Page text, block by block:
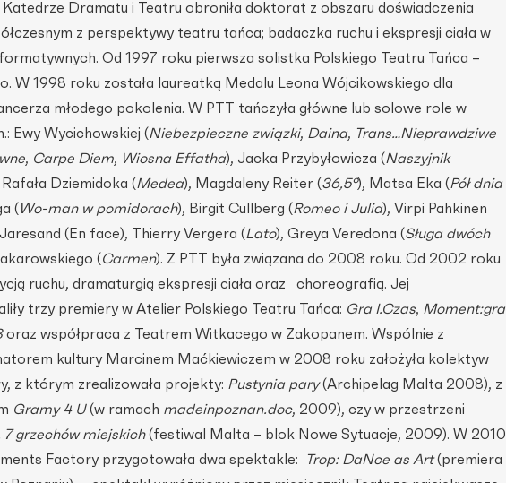
Katedrze Dramatu i Teatru obroniła doktorat z obszaru doświadczenia
z perspektywy teatru tańca; badaczka ruchu i ekspresji ciała w
Od 1997 roku pierwsza solistka Polskiego Teatru Tańca –
W 1998 roku została laureatką Medalu Leona Wójcikowskiego dla
młodego pokolenia. W PTT tańczyła główne lub solowe role w
Ewy Wycichowskiej (Niebezpieczne związki, Daina, Trans…Nieprawdziwe
, Carpe Diem, Wiosna Effatha), Jacka Przybyłowicza (Naszyjnik
Rafała Dziemidoka (Medea), Magdaleny Reiter (36,5°), Matsa Eka (Pół dnia
( Wo-man w pomidorach), Birgit Cullberg (Romeo i Julia), Virpi Pahkinen
(En face), Thierry Vergera (Lato), Greya Veredona (Sługa dwóch
(Carmen). Z PTT była związana do 2008 roku. Od 2002 roku
ruchu, dramaturgią ekspresji ciała oraz choreografią. Jej
trzy premiery w Atelier Polskiego Teatru Tańca: Gra I.Czas, Moment:gra
oraz współpraca z Teatrem Witkacego w Zakopanem. Wspólnie z
kultury Marcinem Maćkiewiczem w 2008 roku założyła kolektyw
z którym zrealizowała projekty: Pustynia pary(Archipelag Malta 2008), z
Gramy 4 U(w ramach madeinpoznan.doc, 2009), czy w przestrzeni
7 grzechów miejskich(festiwal Malta – blok Nowe Sytuacje, 2009). W 2010
Factory przygotowała dwa spektakle:
Trop: DaNce as Art(premiera